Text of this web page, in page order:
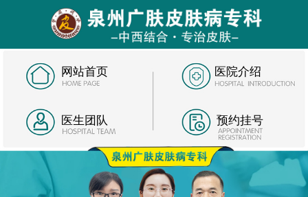
网站首页 医院介绍
医生团队 预约挂号